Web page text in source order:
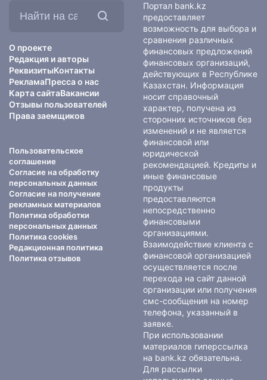
О проекте
Редакция и авторы
РеквизитыКонтакты
РекламаПресса о нас
Карта сайтаВакансии
Отзывы пользователей
Права заемщиков
Пользовательское
соглашение
Согласие на обработку
персональных данных
Согласие на получение
рекламных материалов
Политика обработки
персональных данных
Политика cookies
Редакционная политика
Политика отзывов
Портал bank.kz
предоставляет
возможность для выбора и
сравнения различных
финансовых предложений
финансовых организаций,
действующих в Республике
Казахстан. Информация
носит справочный
характер, получена из
сторонних источников без
изменений и не является
финансовой или
юридической
рекомендацией. Кредиты и
иные финансовые
продукты
предоставляются
непосредственно
финансовыми
организациями.
Взаимодействие клиента с
финансовой организацией
осуществляется после
перехода на сайт данной
организации или получения
смс-сообщения на номер
телефона, указанный в
заявке.
При использовании
материалов гиперссылка
на bank.kz обязательна.
Для рассылки